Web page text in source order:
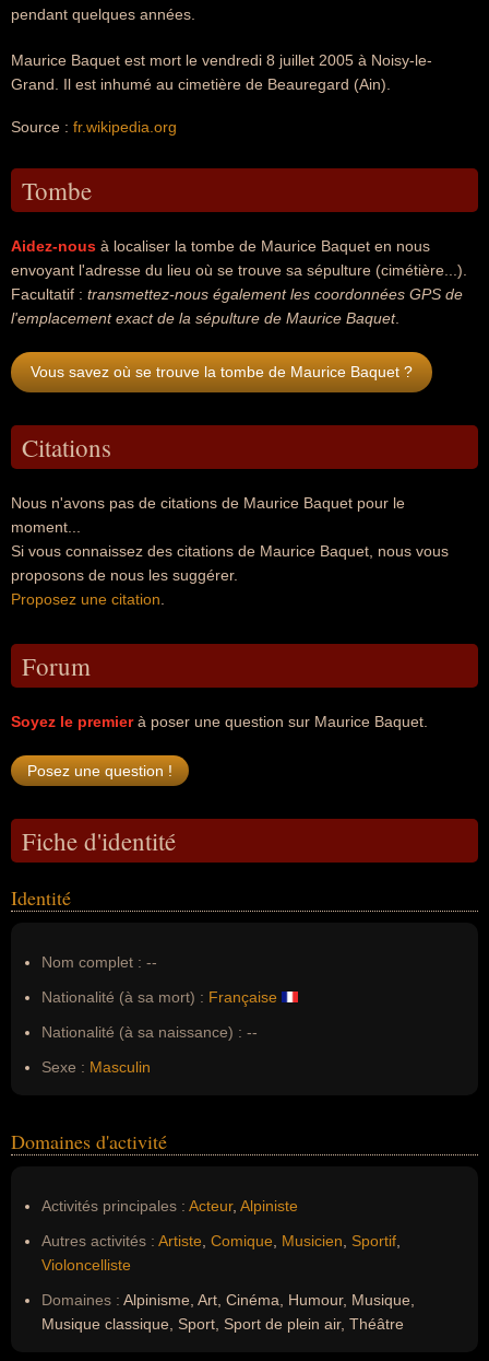
pendant quelques années.
Maurice Baquet est mort le vendredi 8 juillet 2005 à Noisy-le-
Grand. Il est inhumé au cimetière de Beauregard (Ain).
Source : fr.wikipedia.org
Tombe
Aidez-nous à localiser la tombe de Maurice Baquet en nous
envoyant l'adresse du lieu où se trouve sa sépulture (cimétière...).
Facultatif : transmettez-nous également les coordonnées GPS de
l'emplacement exact de la sépulture de Maurice Baquet.
Vous savez où se trouve la tombe de Maurice Baquet ?
Citations
Nous n'avons pas de citations de Maurice Baquet pour le
moment...
Si vous connaissez des citations de Maurice Baquet, nous vous
proposons de nous les suggérer.
Proposez une citation
Forum
Soyez le premierà poser une question sur Maurice Baquet.
Fiche d'identité
Identité
Nom complet : --
Nationalité (à sa mort) : Française
Nationalité (à sa naissance) : --
Sexe : Masculin
Domaines d'activité
Activités principales : Acteur, Alpiniste
Autres activités : Artiste Comique Musicien Sportif
Violoncelliste
Domaines : Alpinisme, Art, Cinéma, Humour, Musique,
Musique classique, Sport, Sport de plein air, Théâtre